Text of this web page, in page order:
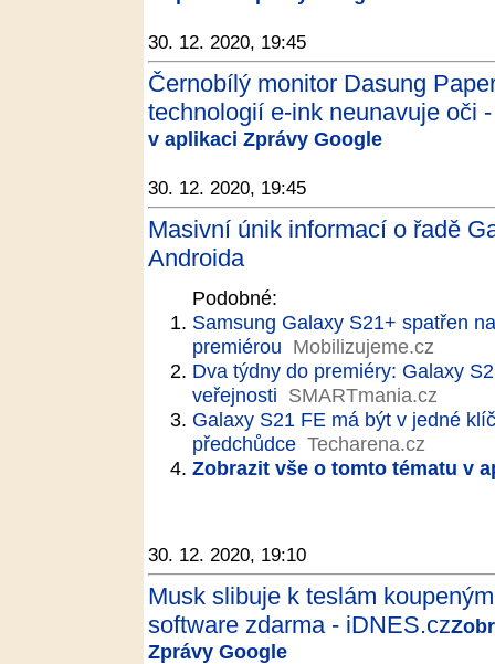
30. 12. 2020, 19:45
Černobílý monitor Dasung
technologií e-ink neunavuje oči
v aplikaci Zprávy Google
30. 12. 2020, 19:45
Masivní únik informací o řadě
Androida
Podobné:
Samsung Galaxy S21+ spatřen
premiérou Mobilizujeme.cz
Dva týdny do premiéry: Galaxy
veřejnosti SMARTmania.cz
Galaxy S21 FE má být v jedné
předchůdce Techarena.cz
Zobrazit vše o tomto tématu v
30. 12. 2020, 19:10
Musk slibuje k teslám
software zdarma - iDNES.cz
Zprávy Google